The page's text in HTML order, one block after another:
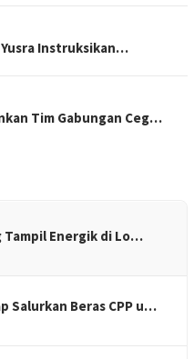
Yusra Instruksikan…
Tim Gabungan Ceg…
Tampil Energik di Lo…
Salurkan Beras CPP u…